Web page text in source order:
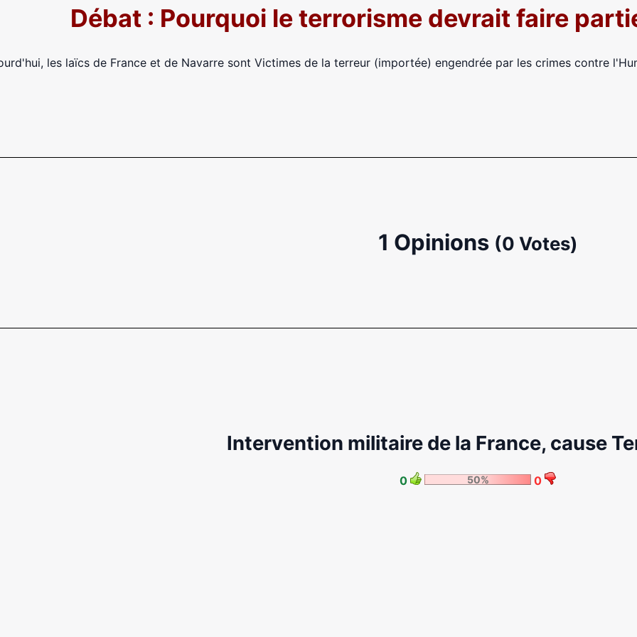
Débat : Pourquoi le terrorisme devrait faire
les laïcs de France et de Navarre sont Victimes de la terreur (importée) engendrée par les crimes
1 Opinions (0 Votes)
Intervention militaire de la France, cause
0 50% 0